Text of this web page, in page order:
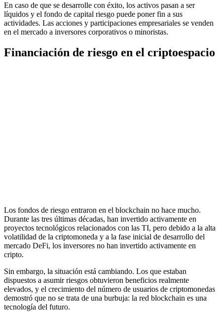
En caso de que se desarrolle con éxito, los activos pasan a ser
líquidos y el fondo de capital riesgo puede poner fin a sus
actividades. Las acciones y participaciones empresariales se venden
en el mercado a inversores corporativos o minoristas.
Financiación de riesgo en el criptoespacio
Los fondos de riesgo entraron en el blockchain no hace mucho.
Durante las tres últimas décadas, han invertido activamente en
proyectos tecnológicos relacionados con las TI, pero debido a la alta
volatilidad de la criptomoneda y a la fase inicial de desarrollo del
mercado DeFi, los inversores no han invertido activamente en
cripto.
Sin embargo, la situación está cambiando. Los que estaban
dispuestos a asumir riesgos obtuvieron beneficios realmente
elevados, y el crecimiento del número de usuarios de criptomonedas
demostró que no se trata de una burbuja: la red blockchain es una
tecnología del futuro.